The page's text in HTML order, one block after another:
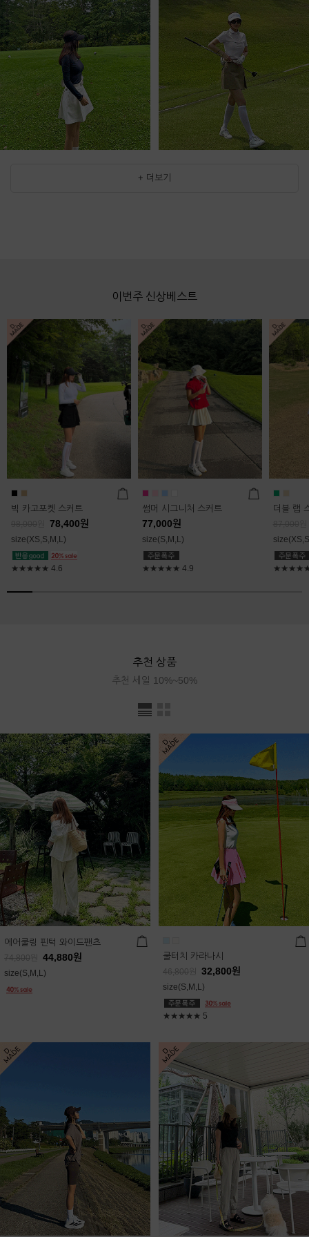
+ 더보기
이번주 신상베스트
빅 카고포켓 스커트
78,400원
size(XS,S,M,L)
★★★★★ 4.6
썸머 시그니처 스커트
77,000원
size(S,M,L)
★★★★★ 4.9
더블 랩
추천 상품
추천 세일 10%~50%
에어쿨링 핀턱 와이드팬츠
74,800 44,880원
size(S,M,L)
쿨터치 카라나시
46,800 32,800원
size(S,M,L)
★★★★★ 5